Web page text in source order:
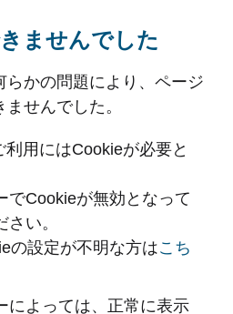
ませんでした
らかの問題により、ページ
せんでした。
用にはCookieが必要と
でCookieが無効となって
い。
の設定が不明な方はこち
によっては、正常に表示